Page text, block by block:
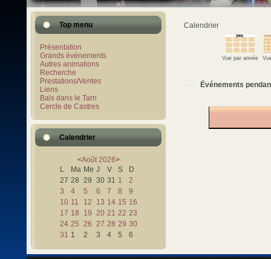
Top menu
Présentation
Grands événements
Autres animations
Recherche
Prestations/Ventes
Liens
Bals dans le Tarn
Cercle de Castres
Calendrier
<Août 2026>
L
Ma Me J V S
D
27 28 29 30 31 1
2
3
4 5 6 7 8
9
10 11 12 13 14 15 16
17 18 19 20 21 22 23
24 25 26 27 28 29 30
31 1 2 3 4 5 6
Calendrier
Vue par année
Événements